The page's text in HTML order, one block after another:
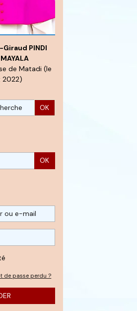
PINDI
de Matadi (le
2022)
OK
OK
de passe perdu ?